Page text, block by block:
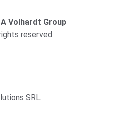
A Volhardt Group
reserved.
SRL